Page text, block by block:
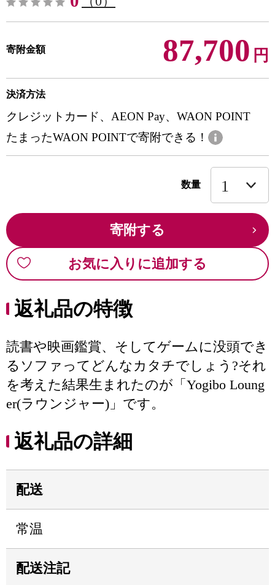
寄附金額 87,700 円
決済方法
クレジットカード、AEON Pay、WAON POINT
たまったWAON POINTで寄附できる！
数量
寄附する
お気に入りに追加する
返礼品の特徴
読書や映画鑑賞、そしてゲームに没頭でき
るソファってどんなカタチでしょう?それ
を考えた結果生まれたのが「Yogibo Loung
er(ラウンジャー)」です。
返礼品の詳細
配送
常温
配送注記